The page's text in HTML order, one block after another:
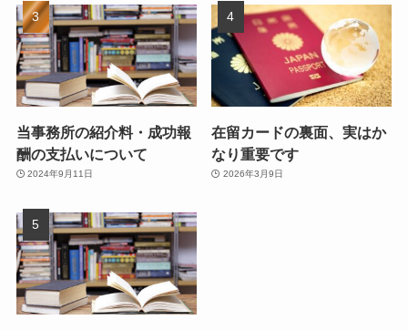
当事務所の紹介料・成功報
酬の支払いについて
2024年9月11日
在留カードの裏面、実はか
なり重要です
2026年3月9日